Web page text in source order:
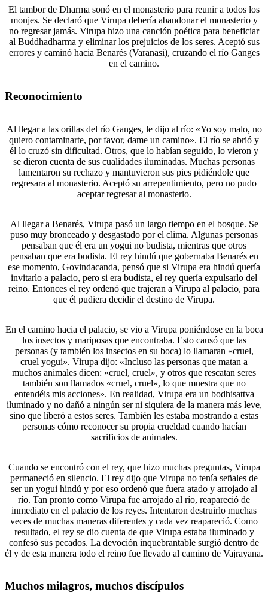
El tambor de Dharma sonó en el monasterio para reunir a todos los
monjes. Se declaró que Virupa debería abandonar el monasterio y
no regresar jamás. Virupa hizo una canción poética para beneficiar
al Buddhadharma y eliminar los prejuicios de los seres. Aceptó sus
errores y caminó hacia Benarés (Varanasi), cruzando el río Ganges
en el camino.
Reconocimiento
Al llegar a las orillas del río Ganges, le dijo al río: «Yo soy malo, no
quiero contaminarte, por favor, dame un camino». El río se abrió y
él lo cruzó sin dificultad. Otros, que lo habían seguido, lo vieron y
se dieron cuenta de sus cualidades iluminadas. Muchas personas
lamentaron su rechazo y mantuvieron sus pies pidiéndole que
regresara al monasterio. Aceptó su arrepentimiento, pero no pudo
aceptar regresar al monasterio.
Al llegar a Benarés, Virupa pasó un largo tiempo en el bosque. Se
puso muy bronceado y desgastado por el clima. Algunas personas
pensaban que él era un yogui no budista, mientras que otros
pensaban que era budista. El rey hindú que gobernaba Benarés en
ese momento, Govindacanda, pensó que si Virupa era hindú quería
invitarlo a palacio, pero si era budista, el rey quería expulsarlo del
reino. Entonces el rey ordenó que trajeran a Virupa al palacio, para
que él pudiera decidir el destino de Virupa.
En el camino hacia el palacio, se vio a Virupa poniéndose en la boca
los insectos y mariposas que encontraba. Esto causó que las
personas (y también los insectos en su boca) lo llamaran «cruel,
cruel yogui». Virupa dijo: «Incluso las personas que matan a
muchos animales dicen: «cruel, cruel», y otros que rescatan seres
también son llamados «cruel, cruel», lo que muestra que no
entendéis mis acciones». En realidad, Virupa era un bodhisattva
iluminado y no dañó a ningún ser ni siquiera de la manera más leve,
sino que liberó a estos seres. También les estaba mostrando a estas
personas cómo reconocer su propia crueldad cuando hacían
sacrificios de animales.
Cuando se encontró con el rey, que hizo muchas preguntas, Virupa
permaneció en silencio. El rey dijo que Virupa no tenía señales de
ser un yogui hindú y por eso ordenó que fuera atado y arrojado al
río. Tan pronto como Virupa fue arrojado al río, reapareció de
inmediato en el palacio de los reyes. Intentaron destruirlo muchas
veces de muchas maneras diferentes y cada vez reapareció. Como
resultado, el rey se dio cuenta de que Virupa estaba iluminado y
confesó sus pecados. La devoción inquebrantable surgió dentro de
él y de esta manera todo el reino fue llevado al camino de Vajrayana.
Muchos milagros, muchos discípulos